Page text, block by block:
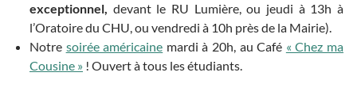
exceptionnel, devant le RU Lumière, ou jeudi à 13h à
l’Oratoire du CHU, ou vendredi à 10h près de la Mairie).
Notre soirée américaine mardi à 20h, au Café « Chez ma
Cousine » ! Ouvert à tous les étudiants.